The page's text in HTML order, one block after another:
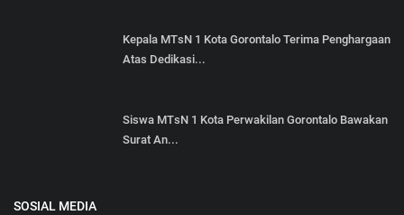
Kepala MTsN 1 Kota Gorontalo Terima Penghargaan
Atas Dedikasi...
Siswa MTsN 1 Kota Perwakilan Gorontalo Bawakan
Surat An...
SOSIAL MEDIA